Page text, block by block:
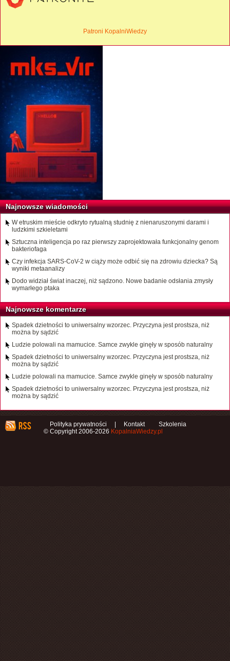
Patroni KopalniWiedzy
Najnowsze wiadomości
W etruskim mieście odkryto rytualną studnię z nienaruszonymi darami i
ludzkimi szkieletami
Sztuczna inteligencja po raz pierwszy zaprojektowała funkcjonalny genom
bakteriofaga
Czy infekcja SARS-CoV-2 w ciąży może odbić się na zdrowiu dziecka? Są
wyniki metaanalizy
Dodo widział świat inaczej, niż sądzono. Nowe badanie odsłania zmysły
wymarłego ptaka
Najnowsze komentarze
Spadek dzietności to uniwersalny wzorzec. Przyczyna jest prostsza, niż
można by sądzić
Ludzie polowali na mamucice. Samce zwykle ginęły w sposób naturalny
Spadek dzietności to uniwersalny wzorzec. Przyczyna jest prostsza, niż
można by sądzić
Ludzie polowali na mamucice. Samce zwykle ginęły w sposób naturalny
Spadek dzietności to uniwersalny wzorzec. Przyczyna jest prostsza, niż
można by sądzić
Polityka prywatności Kontakt
Szkolenia
© Copyright 2006-2026 KopalniaWiedzy.pl